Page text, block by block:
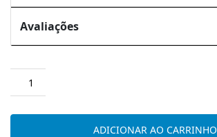
Avaliações
ADICIONAR AO CARRINHO